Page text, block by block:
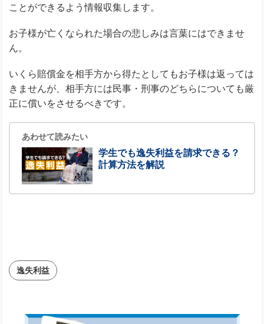
ことができるよう情報収集します。
お子様が亡くなられた場合の悲しみは言葉にはできませ
ん。
いくら賠償金を相手方から得たとしてもお子様は返っては
きませんが、相手方には民事・刑事のどちらについても厳
正に償いをさせるべきです。
あわせて読みたい
学生でも逸失利益を請求できる？
計算方法を解説
逸失利益